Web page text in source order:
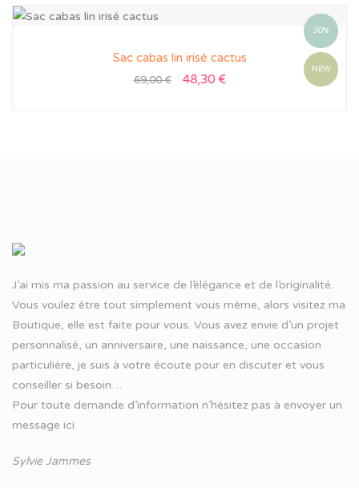
30%
NEW
Sac cabas lin irisé cactus
69,00€ 48,30 €
J’ai mis ma passion au service de l’élégance et de l’originalité.
Vous voulez être tout simplement vous même, alors visitez ma
Boutique, elle est faite pour vous. Vous avez envie d’un projet
personnalisé, un anniversaire, une naissance, une occasion
particulière, je suis à votre écoute pour en discuter et vous
conseiller si besoin…
Pour toute demande d’information n’hésitez pas à envoyer un
message ici
Sylvie Jammes